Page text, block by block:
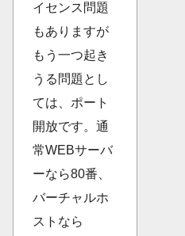
イセンス問題
もありますが
もう一つ起き
うる問題とし
ては、ポート
開放です。通
常WEBサーバ
ーなら80番、
バーチャルホ
ストなら